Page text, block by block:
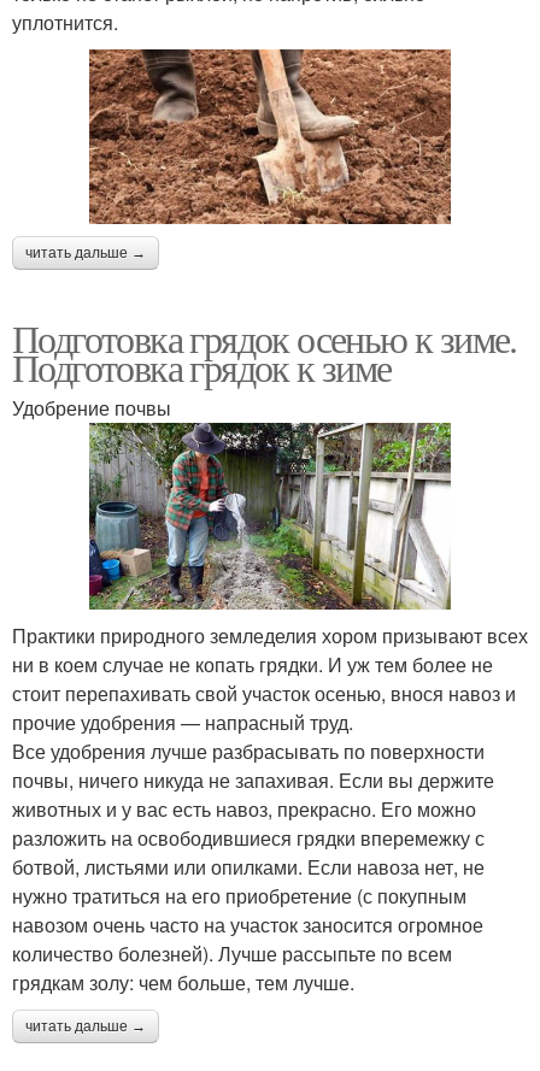
уплотнится.
читать дальше →
Подготовка грядок осенью к зиме.
Подготовка грядок к зиме
Удобрение почвы
Практики природного земледелия хором призывают всех
ни в коем случае не копать грядки. И уж тем более не
стоит перепахивать свой участок осенью, внося навоз и
прочие удобрения — напрасный труд.
Все удобрения лучше разбрасывать по поверхности
почвы, ничего никуда не запахивая. Если вы держите
животных и у вас есть навоз, прекрасно. Его можно
разложить на освободившиеся грядки вперемежку с
ботвой, листьями или опилками. Если навоза нет, не
нужно тратиться на его приобретение (с покупным
навозом очень часто на участок заносится огромное
количество болезней). Лучше рассыпьте по всем
грядкам золу: чем больше, тем лучше.
читать дальше →